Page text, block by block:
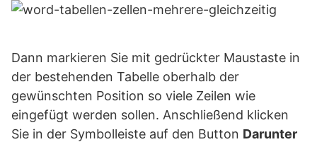
Dann markieren Sie mit gedrückter Maustaste in
der bestehenden Tabelle oberhalb der
gewünschten Position so viele Zeilen wie
eingefügt werden sollen. Anschließend klicken
Sie in der Symbolleiste auf den Button Darunter